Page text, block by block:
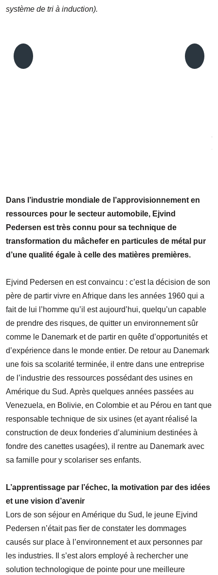
système de tri à induction).
Dans l’industrie mondiale de l’approvisionnement en
ressources pour le secteur automobile, Ejvind
Pedersen est très connu pour sa technique de
transformation du mâchefer en particules de métal pur
d’une qualité égale à celle des matières premières.
Ejvind Pedersen en est convaincu : c’est la décision de son
père de partir vivre en Afrique dans les années 1960 qui a
fait de lui l’homme qu’il est aujourd’hui, quelqu’un capable
de prendre des risques, de quitter un environnement sûr
comme le Danemark et de partir en quête d’opportunités et
d’expérience dans le monde entier. De retour au Danemark
une fois sa scolarité terminée, il entre dans une entreprise
de l’industrie des ressources possédant des usines en
Amérique du Sud. Après quelques années passées au
Venezuela, en Bolivie, en Colombie et au Pérou en tant que
responsable technique de six usines (et ayant réalisé la
construction de deux fonderies d’aluminium destinées à
fondre des canettes usagées), il rentre au Danemark avec
sa famille pour y scolariser ses enfants.
L’apprentissage par l’échec, la motivation par des idées
et une vision d’avenir
Lors de son séjour en Amérique du Sud, le jeune Ejvind
Pedersen n’était pas fier de constater les dommages
causés sur place à l’environnement et aux personnes par
les industries. Il s’est alors employé à rechercher une
solution technologique de pointe pour une meilleure